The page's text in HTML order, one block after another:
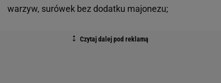
warzyw, surówek bez dodatku majonezu;